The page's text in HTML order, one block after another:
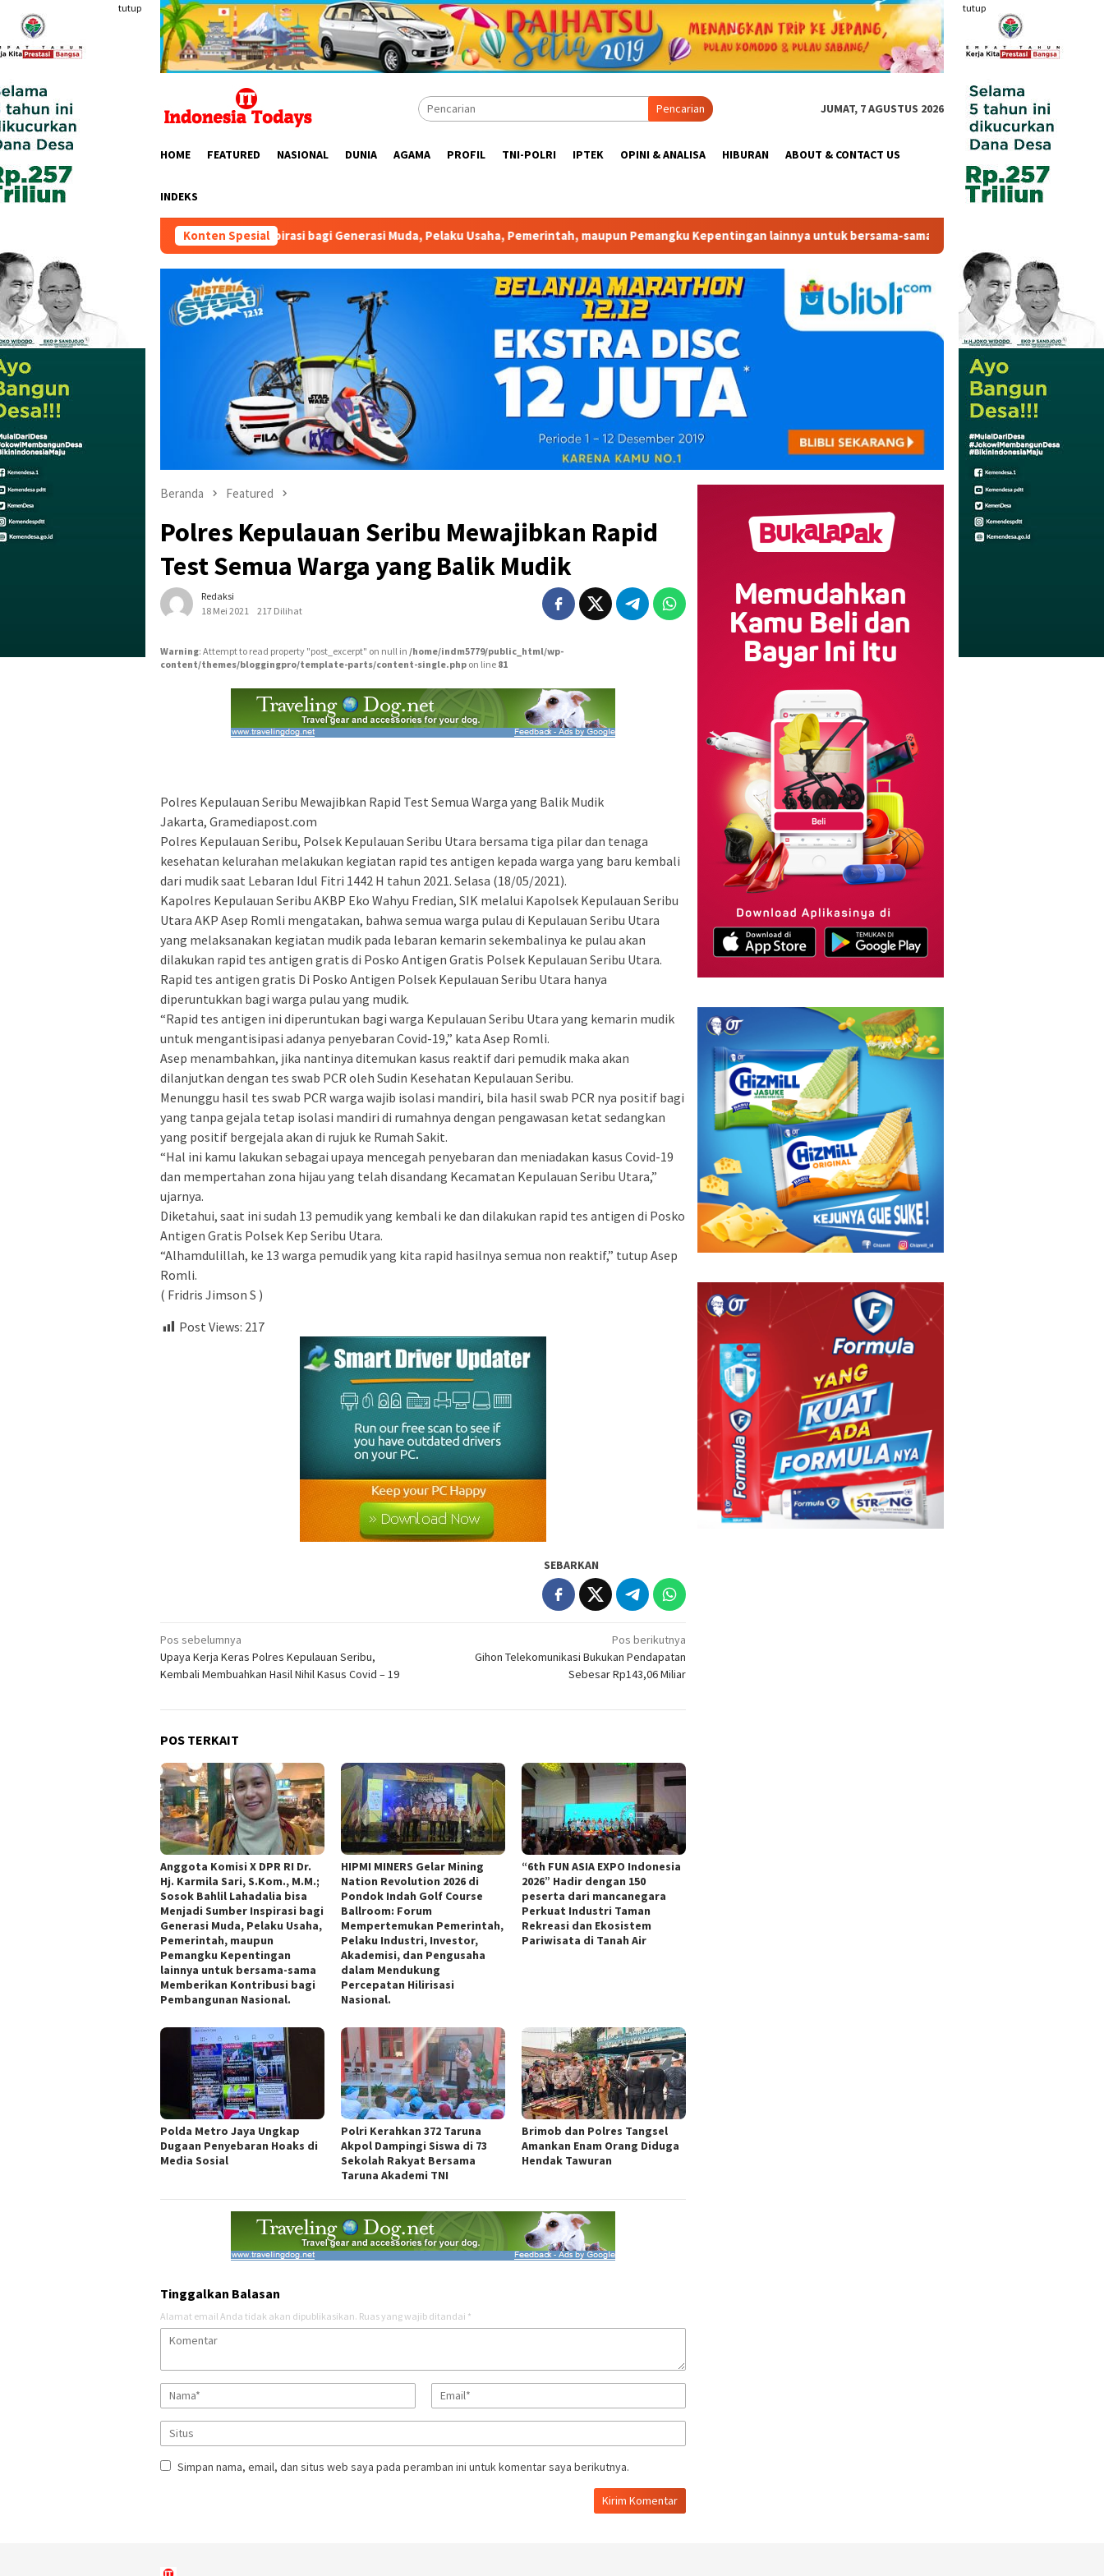
konten
tutup tutup
Pencarian JUMAT, 7 AGUSTUS 2026
HOME FEATURED NASIONAL DUNIA AGAMA PROFIL TNI-POLRI IPTEK OPINI & ANALISA HIBURAN ABOUT & CONTACT US
INDEKS
Konten Spesial
Menjadi Sumber Inspirasi bagi Generasi Muda, Pelaku Usaha, Pemerintah, maupun Pemangku Kepentingan lainnya untuk bersama-sama Memberikan Kontribusi bagi Pembangunan Nasional.
Beranda Featured
Polres Kepulauan Seribu Mewajibkan Rapid
Test Semua Warga yang Balik Mudik
Redaksi
18 Mei 2021
217 Dilihat
Warning: Attempt to read property "post_excerpt" on null in /home/indm5779/public_html/wp-
content/themes/bloggingpro/template-parts/content-single.php on line 81
Polres Kepulauan Seribu Mewajibkan Rapid Test Semua Warga yang Balik Mudik
Jakarta, Gramediapost.com
Polres Kepulauan Seribu, Polsek Kepulauan Seribu Utara bersama tiga pilar dan tenaga
kesehatan kelurahan melakukan kegiatan rapid tes antigen kepada warga yang baru kembali
dari mudik saat Lebaran Idul Fitri 1442 H tahun 2021. Selasa (18/05/2021).
Kapolres Kepulauan Seribu AKBP Eko Wahyu Fredian, SIK melalui Kapolsek Kepulauan Seribu
Utara AKP Asep Romli mengatakan, bahwa semua warga pulau di Kepulauan Seribu Utara
yang melaksanakan kegiatan mudik pada lebaran kemarin sekembalinya ke pulau akan
dilakukan rapid tes antigen gratis di Posko Antigen Gratis Polsek Kepulauan Seribu Utara.
Rapid tes antigen gratis Di Posko Antigen Polsek Kepulauan Seribu Utara hanya
diperuntukkan bagi warga pulau yang mudik.
“Rapid tes antigen ini diperuntukan bagi warga Kepulauan Seribu Utara yang kemarin mudik
untuk mengantisipasi adanya penyebaran Covid-19,” kata Asep Romli.
Asep menambahkan, jika nantinya ditemukan kasus reaktif dari pemudik maka akan
dilanjutkan dengan tes swab PCR oleh Sudin Kesehatan Kepulauan Seribu.
Menunggu hasil tes swab PCR warga wajib isolasi mandiri, bila hasil swab PCR nya positif bagi
yang tanpa gejala tetap isolasi mandiri di rumahnya dengan pengawasan ketat sedangkan
yang positif bergejala akan di rujuk ke Rumah Sakit.
“Hal ini kamu lakukan sebagai upaya mencegah penyebaran dan meniadakan kasus Covid-19
dan mempertahan zona hijau yang telah disandang Kecamatan Kepulauan Seribu Utara,”
ujarnya.
Diketahui, saat ini sudah 13 pemudik yang kembali ke dan dilakukan rapid tes antigen di Posko
Antigen Gratis Polsek Kep Seribu Utara.
“Alhamdulillah, ke 13 warga pemudik yang kita rapid hasilnya semua non reaktif,” tutup Asep
Romli.
( Fridris Jimson S )
Post Views: 217
SEBARKAN
Navigasi
pos
Pos sebelumnya
Upaya Kerja Keras Polres Kepulauan Seribu,
Kembali Membuahkan Hasil Nihil Kasus Covid – 19
Pos berikutnya
Gihon Telekomunikasi Bukukan Pendapatan
Sebesar Rp143,06 Miliar
POS TERKAIT
Anggota Komisi X DPR RI Dr.
Hj. Karmila Sari, S.Kom., M.M.;
Sosok Bahlil Lahadalia bisa
Menjadi Sumber Inspirasi bagi
Generasi Muda, Pelaku Usaha,
Pemerintah, maupun
Pemangku Kepentingan
lainnya untuk bersama-sama
Memberikan Kontribusi bagi
Pembangunan Nasional.
HIPMI MINERS Gelar Mining
Nation Revolution 2026 di
Pondok Indah Golf Course
Ballroom: Forum
Mempertemukan Pemerintah,
Pelaku Industri, Investor,
Akademisi, dan Pengusaha
dalam Mendukung
Percepatan Hilirisasi
Nasional.
“6th FUN ASIA EXPO Indonesia
2026” Hadir dengan 150
peserta dari mancanegara
Perkuat Industri Taman
Rekreasi dan Ekosistem
Pariwisata di Tanah Air
Polda Metro Jaya Ungkap
Dugaan Penyebaran Hoaks di
Media Sosial
Polri Kerahkan 372 Taruna
Akpol Dampingi Siswa di 73
Sekolah Rakyat Bersama
Taruna Akademi TNI
Brimob dan Polres Tangsel
Amankan Enam Orang Diduga
Hendak Tawuran
Tinggalkan Balasan
Alamat email Anda tidak akan dipublikasikan. Ruas yang wajib ditandai *
Simpan nama, email, dan situs web saya pada peramban ini untuk komentar saya berikutnya.